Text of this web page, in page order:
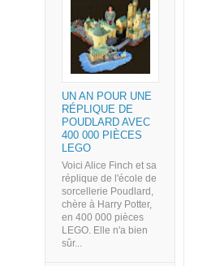
UN AN POUR UNE
RÉPLIQUE DE
POUDLARD AVEC
400 000 PIÈCES
LEGO
Voici Alice Finch et sa
réplique de l'école de
sorcellerie Poudlard,
chère à Harry Potter,
en 400 000 pièces
LEGO. Elle n'a bien
sûr...